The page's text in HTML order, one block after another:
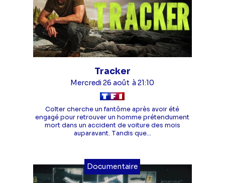
Tracker
Mercredi 26 août à 21:10
Colter cherche un fantôme après avoir été
engagé pour retrouver un homme prétendument
mort dans un accident de voiture des mois
auparavant. Tandis que...
Documentaire